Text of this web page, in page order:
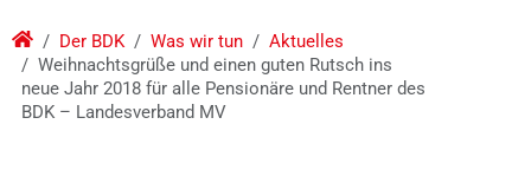
Der BDK Was wir tun
Aktuelles
Weihnachtsgrüße und einen guten Rutsch ins
neue Jahr 2018 für alle Pensionäre und Rentner des
BDK – Landesverband MV